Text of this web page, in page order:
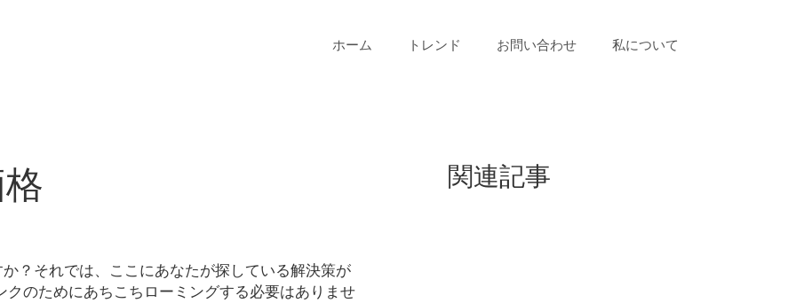
ホーム トレンド お問い合わせ 私について
？それでは、ここにあなたが探している解決策が
のためにあちこちローミングする必要はありませ
関連記事